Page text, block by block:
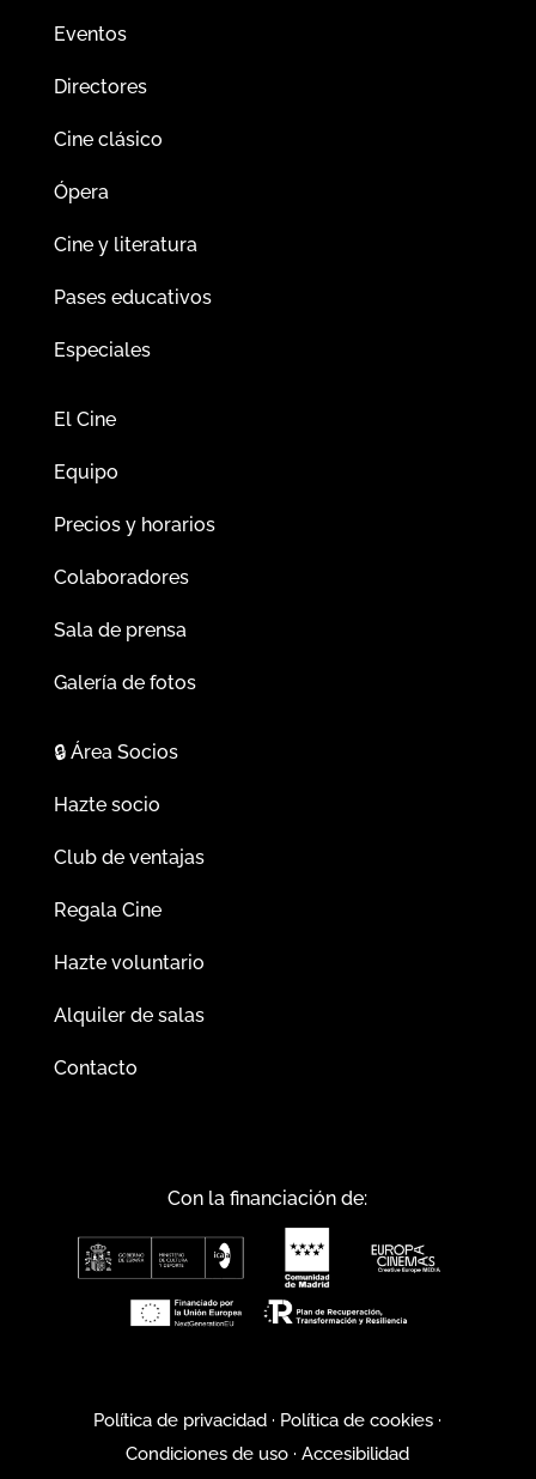
Eventos
Directores
Cine clásico
Ópera
Cine y literatura
Pases educativos
Especiales
El Cine
Equipo
Precios y horarios
Colaboradores
Sala de prensa
Galería de fotos
🔒Área Socios
Hazte socio
Club de ventajas
Regala Cine
Hazte voluntario
Alquiler de salas
Contacto
Con la financiación de:
Política de privacidad · Política de cookies ·
Condiciones de uso ·Accesibilidad